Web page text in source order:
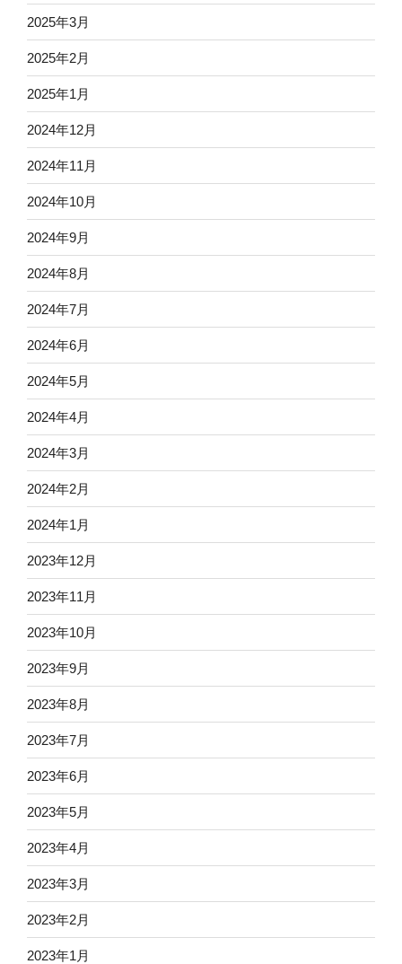
2025年3月
2025年2月
2025年1月
2024年12月
2024年11月
2024年10月
2024年9月
2024年8月
2024年7月
2024年6月
2024年5月
2024年4月
2024年3月
2024年2月
2024年1月
2023年12月
2023年11月
2023年10月
2023年9月
2023年8月
2023年7月
2023年6月
2023年5月
2023年4月
2023年3月
2023年2月
2023年1月